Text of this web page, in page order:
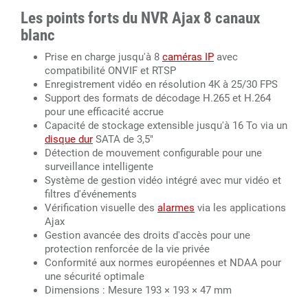
Les points forts du NVR Ajax 8 canaux
blanc
Prise en charge jusqu'à 8 caméras IP avec
compatibilité ONVIF et RTSP
Enregistrement vidéo en résolution 4K à 25/30 FPS
Support des formats de décodage H.265 et H.264
pour une efficacité accrue
Capacité de stockage extensible jusqu'à 16 To via un
disque dur SATA de 3,5"
Détection de mouvement configurable pour une
surveillance intelligente
Système de gestion vidéo intégré avec mur vidéo et
filtres d'événements
Vérification visuelle des alarmes via les applications
Ajax
Gestion avancée des droits d'accès pour une
protection renforcée de la vie privée
Conformité aux normes européennes et NDAA pour
une sécurité optimale
Dimensions : Mesure 193 × 193 × 47 mm